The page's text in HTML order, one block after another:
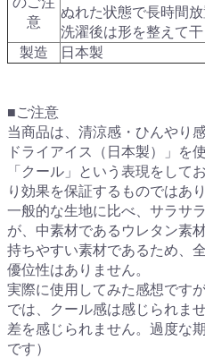
意
ぬれた状態で長時間
洗濯後は形を整えて干
製造
日本製
■ご注意
当商品は、清涼感・ひんやり
ドライアイス（日本製）」を
「クール」という表現をして
り効果を保証するものではあり
一般的な生地に比べ、サラサ
が、中素材であるウレタン素
持ちやすい素材であるため、
優位性はありません。
実際に使用してみた感想です
では、クール感は感じられま
差を感じられません。過度な
です）